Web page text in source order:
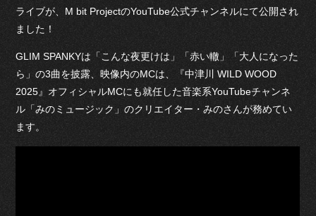
ライブが、M bit ProjectのYouTube公式チャンネルにて公開され
ました！
GLIM SPANKYは「こんな夜更けは」「赤い轍」「大人になった
ら」の3曲を披露、映像内のMCは、『中津川 WILD WOOD
2025』オフィシャルMCにも就任した音楽系YouTubeチャンネ
ル「みのミュージック」のクリエイター・みのさんが務めてい
ます。